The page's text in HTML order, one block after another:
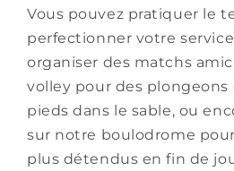
Vous pouvez pratiquer le
perfectionner votre
organiser des matchs
volley pour des plongeons
pieds dans le sable, ou
sur notre boulodrome
plus détendus en fin de